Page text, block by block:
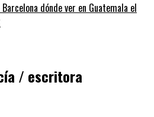
dónde ver en Guatemala el
/ escritora